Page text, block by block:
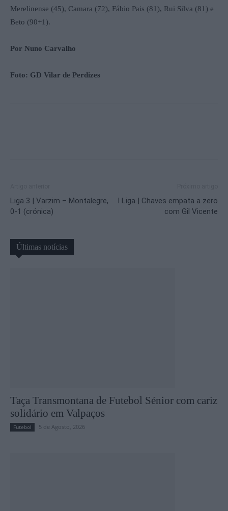
Merelinense (45), Camara (72), Fábio Pais (81), Rui Silva (81) e
Beto (90+1).
Por Nuno Carvalho
Foto: GD Vilar de Perdizes
Liga 3 | Varzim – Montalegre,
0-1 (crónica)
I Liga | Chaves empata a zero
com Gil Vicente
Últimas notícias
Taça Transmontana de Futebol Sénior com cariz
solidário em Valpaços
Futebol 5 de Agosto, 2026